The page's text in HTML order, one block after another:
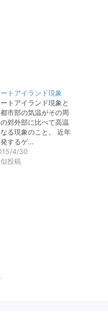
トアイランド現象
トアイランド現象と
市部の気温がその周
郊外部に比べて高温
る現象のこと。 近年
するゲ…
4/30
投稿